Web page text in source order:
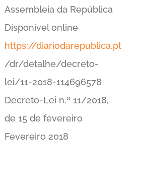
Assembleia da República
Disponível online
https://diariodarepublica.pt
/dr/detalhe/decreto-
lei/11-2018-114696578
Decreto-Lei n.º 11/2018,
de 15 de fevereiro
Fevereiro 2018